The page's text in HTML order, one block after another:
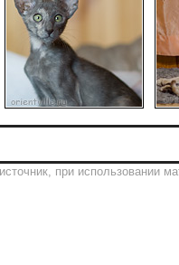
при использовании